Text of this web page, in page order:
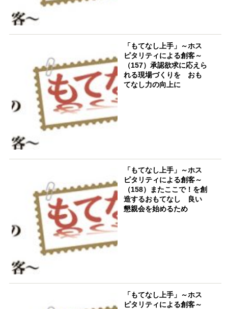
「もてなし上手」～ホス
ピタリティによる創客～
（157）承認欲求に応えら
れる現場づくりを おも
てなし力の向上に
「もてなし上手」～ホス
ピタリティによる創客～
（158）またここで！を創
造するおもてなし 良い
懇親会を始めるため
「もてなし上手」～ホス
ピタリティによる創客～